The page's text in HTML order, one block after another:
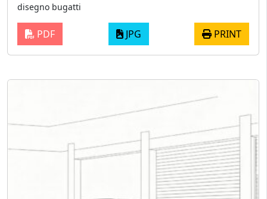
disegno bugatti
PDF JPG PRINT